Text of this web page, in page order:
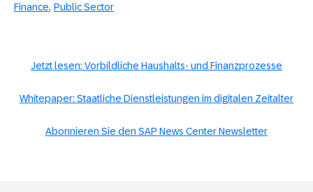
Finance Public Sector
Jetzt lesen: Vorbildliche Haushalts- und Finanzprozesse
Whitepaper: Staatliche Dienstleistungen im digitalen Zeitalter
Abonnieren Sie den SAP News Center Newsletter